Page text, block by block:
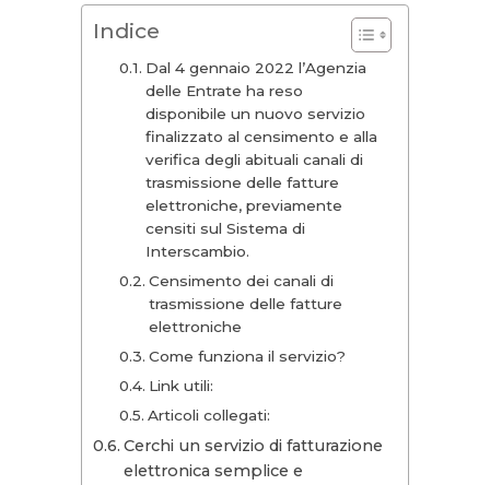
Indice
Dal 4 gennaio 2022 l’Agenzia
delle Entrate ha reso
disponibile un nuovo servizio
finalizzato al censimento e alla
verifica degli abituali canali di
trasmissione delle fatture
elettroniche, previamente
censiti sul Sistema di
Interscambio.
Censimento dei canali di
trasmissione delle fatture
elettroniche
Come funziona il servizio?
Link utili:
Articoli collegati:
Cerchi un servizio di fatturazione
elettronica semplice e